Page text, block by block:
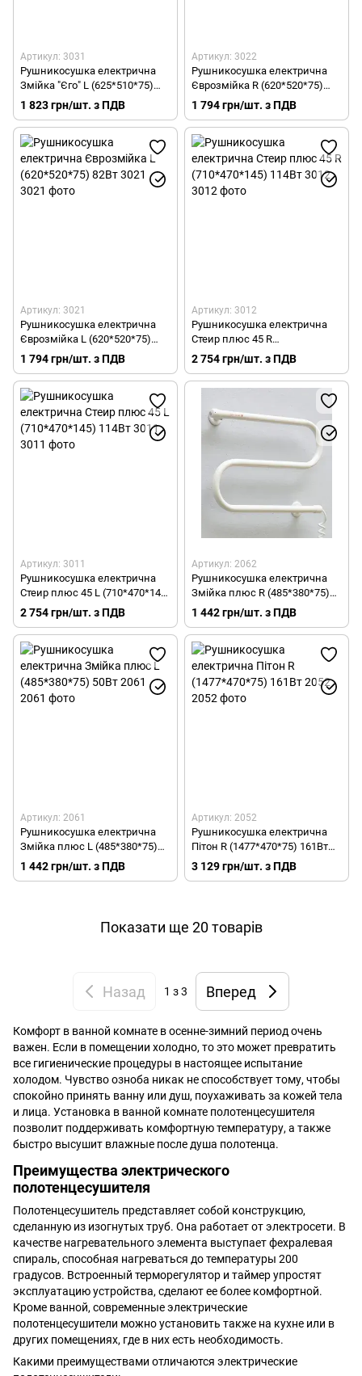
Артикул: 3031
Рушникосушка електрична
Змійка "Єго" L (625*510*75)
70Вт 3031
1 823 грн/шт. з ПДВ
Артикул: 3022
Рушникосушка електрична
Єврозмійка R (620*520*75)
82Вт 3022
1 794 грн/шт. з ПДВ
Артикул: 3021
Рушникосушка електрична
Єврозмійка L (620*520*75)
82Вт 3021
1 794 грн/шт. з ПДВ
Артикул: 3012
Рушникосушка електрична
Стеир плюс 45 R
(710*470*145) 114Вт 3012
2 754 грн/шт. з ПДВ
Артикул: 3011
Рушникосушка електрична
Стеир плюс 45 L (710*470*145)
114Вт 3011
2 754 грн/шт. з ПДВ
Артикул: 2062
Рушникосушка електрична
Змійка плюс R (485*380*75)
50Вт 2062
1 442 грн/шт. з ПДВ
Артикул: 2061
Рушникосушка електрична
Змійка плюс L (485*380*75)
50Вт 2061
1 442 грн/шт. з ПДВ
Артикул: 2052
Рушникосушка електрична
Пітон R (1477*470*75) 161Вт
2052
3 129 грн/шт. з ПДВ
Показати ще 20 товарів
Назад 1 з 3 Вперед
Комфорт в ванной комнате в осенне-зимний период очень
важен. Если в помещении холодно, то это может превратить
все гигиенические процедуры в настоящее испытание
холодом. Чувство озноба никак не способствует тому, чтобы
спокойно принять ванну или душ, поухаживать за кожей тела
и лица. Установка в ванной комнате полотенцесушителя
позволит поддерживать комфортную температуру, а также
быстро высушит влажные после душа полотенца.
Преимущества электрического
полотенцесушителя
Полотенцесушитель представляет собой конструкцию,
сделанную из изогнутых труб. Она работает от электросети. В
качестве нагревательного элемента выступает фехралевая
спираль, способная нагреваться до температуры 200
градусов. Встроенный терморегулятор и таймер упростят
эксплуатацию устройства, сделают ее более комфортной.
Кроме ванной, современные электрические
полотенцесушители можно установить также на кухне или в
других помещениях, где в них есть необходимость.
Какими преимуществами отличаются электрические